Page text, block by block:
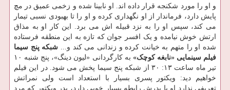
و او را مورد شکنجه قرار داده اند. او نابینا شده و زخمی عمیق در مچ
پایش دارد، فرماندار از او نگهداری کرده و او را تا بهبودی نسبی تیمار
می کند، سپس او را به نزد قبیله اش می برد. این کار او به مذاق
ارتش خوش نیامده و یک افسر جوان که تازه به این منطقه فرستاده
شده او را متهم به خیانت کرده و زندانی می کند و... شبکه پنج سیما
فیلم سینمایی «نابغه کوچک»
به کارگردانی «لیون دینگ»، پنج شنبه ۱۰
تیر ماه ساعت ۱۳: ۳۰ از شبکه پنج سیما پخش می شود. در این فیلم
خواهیم دید: ویکتور پسری بسیار با استعداد است ولی نمراتش
تعریفی ندارد او با پدرش رابطه بسیار خوبی دارد، پدر ویکتور که مرد